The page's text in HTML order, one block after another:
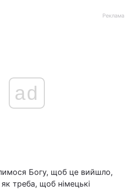
Реклама
ad
Богу, щоб це вийшло,
треба, щоб німецькі